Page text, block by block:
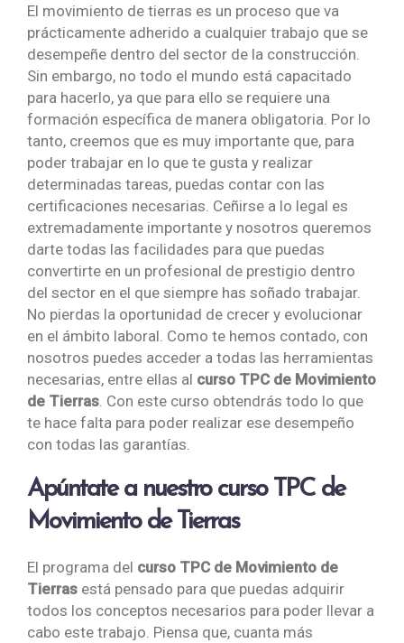
El movimiento de tierras es un proceso que va
prácticamente adherido a cualquier trabajo que se
desempeñe dentro del sector de la construcción.
Sin embargo, no todo el mundo está capacitado
para hacerlo, ya que para ello se requiere una
formación específica de manera obligatoria. Por lo
tanto, creemos que es muy importante que, para
poder trabajar en lo que te gusta y realizar
determinadas tareas, puedas contar con las
certificaciones necesarias. Ceñirse a lo legal es
extremadamente importante y nosotros queremos
darte todas las facilidades para que puedas
convertirte en un profesional de prestigio dentro
del sector en el que siempre has soñado trabajar.
No pierdas la oportunidad de crecer y evolucionar
en el ámbito laboral. Como te hemos contado, con
nosotros puedes acceder a todas las herramientas
necesarias, entre ellas al curso TPC de Movimiento
de Tierras . Con este curso obtendrás todo lo que
te hace falta para poder realizar ese desempeño
con todas las garantías.
Apúntate a nuestro curso TPC de
Movimiento de Tierras
El programa del curso TPC de Movimiento de
Tierras está pensado para que puedas adquirir
todos los conceptos necesarios para poder llevar a
cabo este trabajo. Piensa que, cuanta más